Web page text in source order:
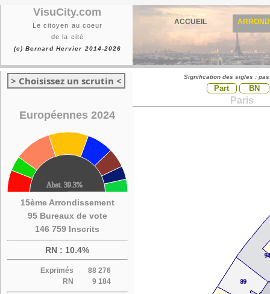
VisuCity.com
Le citoyen au coeur
de la cité
(c) Bernard Hervier 2014-2026
ACCUEIL
> Choisissez un scrutin <
Européennes 2024
15ème Arrondissement
95 Bureaux de vote
146 759 Inscrits
RN : 10.4%
Exprimés
88 276
RN
9 184
Signification des sigles :
Part BN
Paris